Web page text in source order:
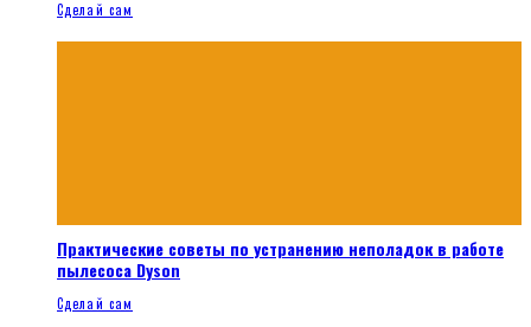
Сделай сам
Практические советы по устранению неполадок в работе
пылесоса Dyson
Сделай сам